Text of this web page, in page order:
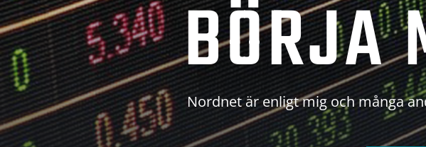
BÖRJA
Nordnet är enligt mig och många